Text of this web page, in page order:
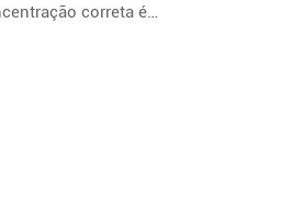
correta é
lhes uma